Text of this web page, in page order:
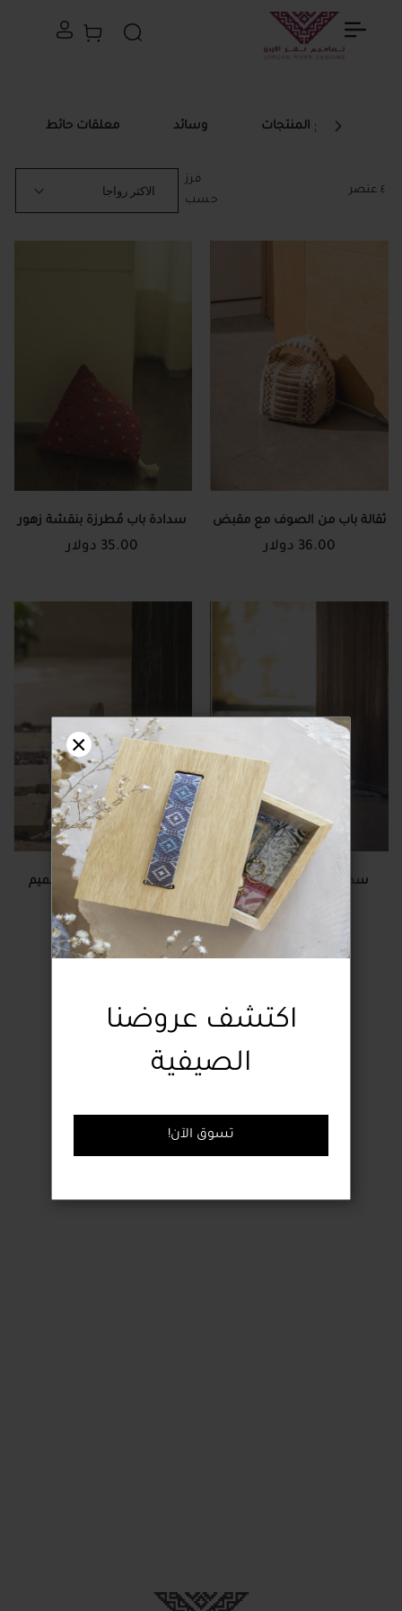
اكتشف عروضنا
الصيفية
!تسوق الآن
×
بحث سلة التسوق
جميع المنتجات وسائد معلقات حائط
٤ عنصر
فرز
حسب
ثقالة باب من الصوف مع مقبض
36.00 دولار
سدادة باب مُطرزة بنقشة زهور
35.00 دولار
سدادة باب مصنوعة يدويًا
بتصميم دجاجة
سدادة باب مُطرزة بتصميم
شجرة نخيل مثمرة